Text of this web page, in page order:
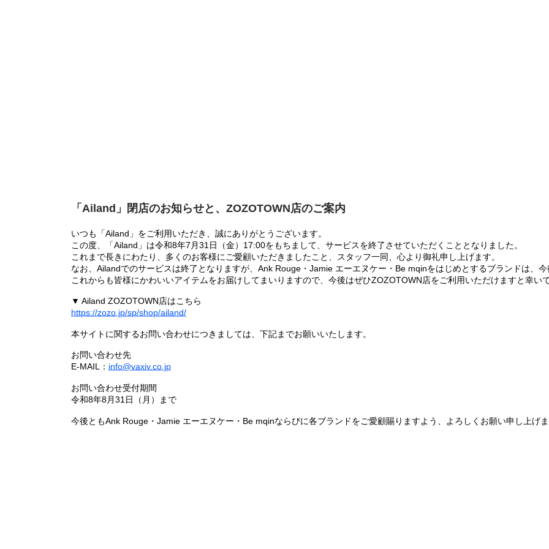
「Ailand」閉店のお知らせと、ZOZOTOWN店のご案内
いつも「Ailand」をご利用いただき、誠にありがとうございます。
この度、「Ailand」は令和8年7月31日（金）17:00をもちまして、サービスを終了させていただくこととなりました。
これまで長きにわたり、多くのお客様にご愛顧いただきましたこと、スタッフ一同、心より御礼申し上げます。
なお、Ailandでのサービスは終了となりますが、Ank Rouge・Jamie エーエヌケー・Be mqinをはじめとするブランドは、
これからも皆様にかわいいアイテムをお届けしてまいりますので、今後はぜひZOZOTOWN店をご利用いただけますと幸いで
▼ Ailand ZOZOTOWN店はこちら
https://zozo.jp/sp/shop/ailand/
本サイトに関するお問い合わせにつきましては、下記までお願いいたします。
お問い合わせ先
E-MAIL： info@vaxiv.co.jp
お問い合わせ受付期間
令和8年8月31日（月）まで
今後ともAnk Rouge・Jamie エーエヌケー・Be mqinならびに各ブランドをご愛顧賜りますよう、よろしくお願い申し上げま